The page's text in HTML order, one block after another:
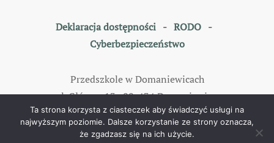
Deklaracja dostępności- RODO-
Cyberbezpieczeństwo
Przedszkole w Domaniewicach
ul. Główna 13, 99-434 Domaniewice
tel: 46 838 35 79
All rights reserved. Designed byTOMKAM
Ta strona korzysta z ciasteczek aby świadczyć usługi na
najwyższym poziomie. Dalsze korzystanie ze strony oznacza,
że zgadzasz się na ich użycie.